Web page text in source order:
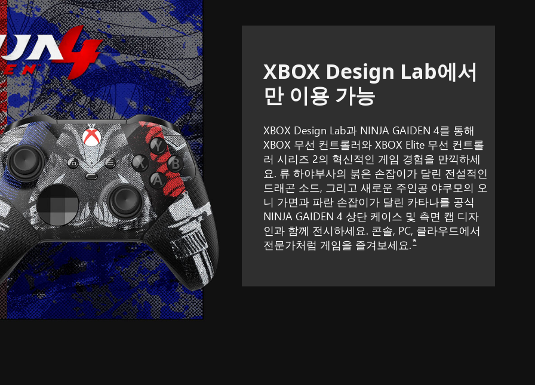
XBOX Design Lab에서
만 이용 가능
XBOX Design Lab과 NINJA GAIDEN 4를 통해
XBOX 무선 컨트롤러와 XBOX Elite 무선 컨트롤
러 시리즈 2의 혁신적인 게임 경험을 만끽하세
요. 류 하야부사의 붉은 손잡이가 달린 전설적인
드래곤 소드, 그리고 새로운 주인공 야쿠모의 오
니 가면과 파란 손잡이가 달린 카타나를 공식
NINJA GAIDEN 4 상단 케이스 및 측면 캡 디자
인과 함께 전시하세요. 콘솔, PC, 클라우드에서
전문가처럼 게임을 즐겨보세요.*